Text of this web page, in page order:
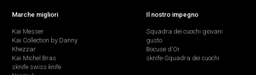
Marche migliori
Kai Messer
Kai Collection by Danny
Khezzar
Kai Michel Bras
sknife swiss knife
Il nostro impegno
Squadra dei cuochi giovani
gusto
Bocuse d'Or
sknife-Squadra dei cuochi